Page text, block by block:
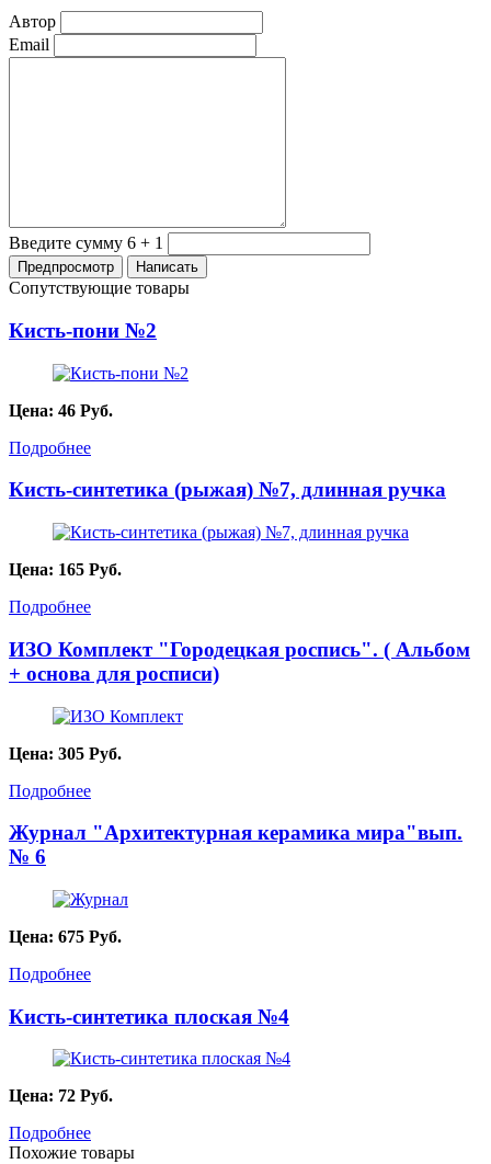
Автор
Email
Введите сумму 6 + 1
Сопутствующие товары
Кисть-пони №2
Цена: 46 Руб.
Подробнее
Кисть-синтетика (рыжая) №7, длинная ручка
Цена: 165 Руб.
Подробнее
ИЗО Комплект "Городецкая роспись". ( Альбом
+ основа для росписи)
Цена: 305 Руб.
Подробнее
Журнал "Архитектурная керамика мира"вып.
№ 6
Цена: 675 Руб.
Подробнее
Кисть-синтетика плоская №4
Цена: 72 Руб.
Подробнее
Похожие товары